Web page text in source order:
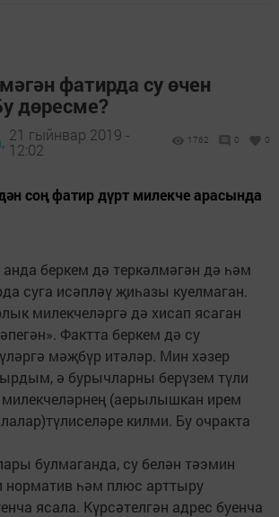
фатирда су өчен
дөресме?
21 гыйнвар 2019 -
12:02
1762 0 0
соң фатир дүрт милекче арасында
анда беркем дә теркәлмәгән дә һәм
суга исәпләү җиһазы куелмаган.
милекчеләргә дә хисап ясаган
Фактта беркем дә су
мәҗбүр итәләр. Мин хәзер
ә бурычларны берүзем түли
(аерылышкан ирем
килми. Бу очракта
булмаганда, су белән тәэмин
норматив һәм плюс арттыру
ясала. Күрсәтелгән адрес буенча